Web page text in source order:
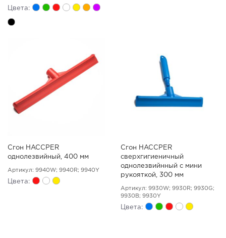
Цвета:
Сгон HACCPER
однолезвийный, 400 мм
Артикул: 9940W; 9940R; 9940Y
Цвета:
Сгон HACCPER
сверхгигиеничный
однолезвийнный с мини
рукояткой, 300 мм
Артикул: 9930W; 9930R; 9930G;
9930B; 9930Y
Цвета: